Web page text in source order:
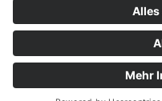
Startseite
Impressum